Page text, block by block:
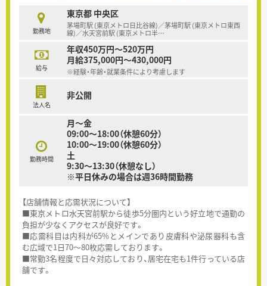
勤務地
東京都 中央区
茅場町駅 (東京メトロ日比谷線)／茅場町駅 (東京メトロ東西
線)／水天宮前駅 (東京メトロ半…
給与
年収450万円～520万円
月給375,000円～430,000円
※経験・年齢・就業条件により考慮します
法人名
非公開
勤務時間
月～金
09:00～18:00（休憩60分）
10:00～19:00（休憩60分）
土
9:30～13:30（休憩なし）
※平日休みの場合は週36時間勤務
【店舗情報と応需状況について】
■東京メトロ水天宮前駅から徒歩5分圏内という好立地で通勤の
負担が少なくアクセスが良好です。
■応需科目は内科が65%とメインであり皮膚科や泌尿器科も含
む広域で1日70〜80枚応需しております。
■常勤3名程度で日々対応しており、居宅在宅も1件行っている店
舗です。